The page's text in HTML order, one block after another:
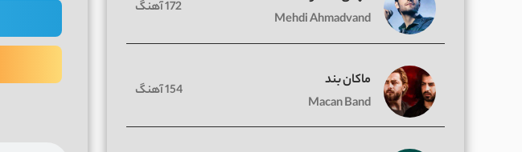
Mehdi Ahmadvand
172 آهنگ
ماکان بند
Macan Band
154 آهنگ